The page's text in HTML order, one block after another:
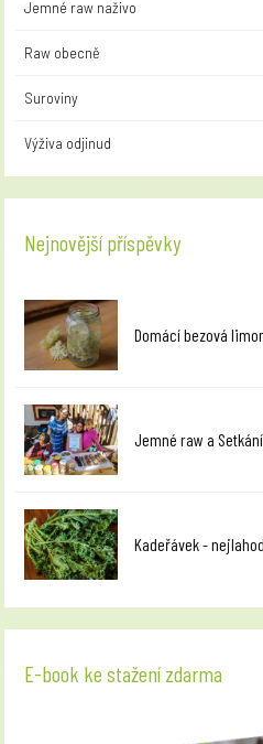
Jemné raw naživo
Raw obecně
Suroviny
Výživa odjinud
Nejnovější příspěvky
Domácí bezová
Jemné raw a
Kadeřávek -
E-book ke stažení zdarma